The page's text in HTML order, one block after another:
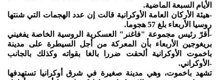
الأيام السبعة الماضية.
-هيئة الأركان العامة الأوكرانية قالت إن عدد الهجمات التي شنتها
روسيا الأربعاء بلغ 57 هجوما.
-أقرّ رئيس مجموعة "فاغنر" العسكرية الروسية الخاصة يفغيني
بريغوجين الأربعاء بأن المعركة من أجل السيطرة على مدينة
باخموت الأوكرانية ألحقت ضررا بالغا بقواته وكذلك بالجانب
-الأوكراني.
تشهد باخموت، وهي مدينة صغيرة في شرق أوكرانيا تستهدفها